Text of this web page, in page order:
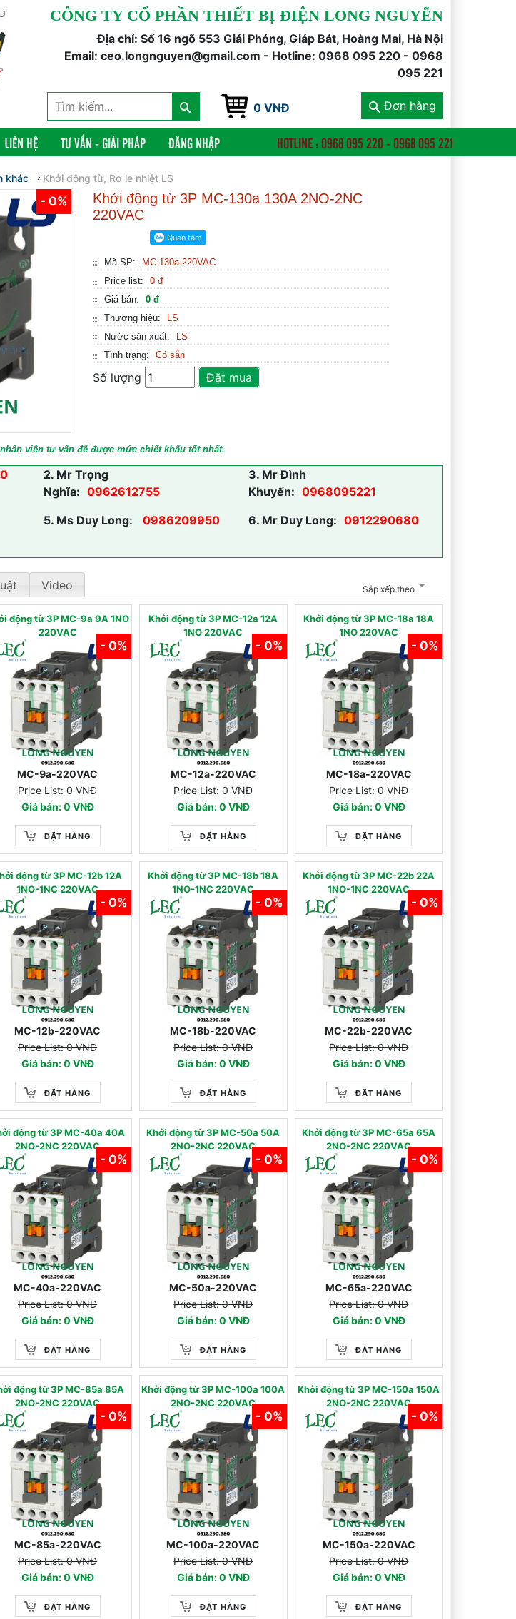
CÔNG TY CỔ PHẦN THIẾT BỊ ĐIỆN LONG NGUYỄN
Địa chỉ: Số 16 ngõ 553 Giải Phóng, Giáp Bát, Hoàng Mai, Hà Nội
Email: ceo.longnguyen@gmail.com - Hotline: 0968 095 220 - 0968
095 221
0 VNĐ Đơn hàng
LIÊN HỆ TƯ VẤN - GIẢI PHÁP ĐĂNG NHẬP
HOTLINE : 0968 095 220 - 0968 095 221
khác Khởi động từ, Rơ le nhiệt LS
- 0%
Khởi động từ 3P MC-130a 130A 2NO-2NC
220VAC
Mã SP:
MC-130a-220VAC
Price list:
0 đ
Giá bán:
0 đ
Thương hiệu:
LS
Nước sản xuất:
LS
Tình trạng:
Có sẵn
Số lượng Đặt mua
viên tư vấn để được mức chiết khấu tốt nhất.
2. Mr Trọng
Nghĩa: 0962612755
3. Mr Đình
Khuyến: 0968095221
5. Ms Duy Long: 0986209950 6. Mr Duy Long: 0912290680
Video Sắp xếp theo
động từ 3P MC-9a 9A 1NO
220VAC
MC-9a-220VAC
Price List: 0 VNĐ
Giá bán: 0 VNĐ
ĐẶT HÀNG
- 0%
Khởi động từ 3P MC-12a 12A
1NO 220VAC
MC-12a-220VAC
Price List: 0 VNĐ
Giá bán: 0 VNĐ
ĐẶT HÀNG
- 0%
Khởi động từ 3P MC-18a 18A
1NO 220VAC
MC-18a-220VAC
Price List: 0 VNĐ
Giá bán: 0 VNĐ
ĐẶT HÀNG
- 0%
động từ 3P MC-12b 12A
1NO-1NC 220VAC
MC-12b-220VAC
Price List: 0 VNĐ
Giá bán: 0 VNĐ
ĐẶT HÀNG
- 0%
Khởi động từ 3P MC-18b 18A
1NO-1NC 220VAC
MC-18b-220VAC
Price List: 0 VNĐ
Giá bán: 0 VNĐ
ĐẶT HÀNG
- 0%
Khởi động từ 3P MC-22b 22A
1NO-1NC 220VAC
MC-22b-220VAC
Price List: 0 VNĐ
Giá bán: 0 VNĐ
ĐẶT HÀNG
- 0%
động từ 3P MC-40a 40A
2NO-2NC 220VAC
MC-40a-220VAC
Price List: 0 VNĐ
Giá bán: 0 VNĐ
ĐẶT HÀNG
- 0%
Khởi động từ 3P MC-50a 50A
2NO-2NC 220VAC
MC-50a-220VAC
Price List: 0 VNĐ
Giá bán: 0 VNĐ
ĐẶT HÀNG
- 0%
Khởi động từ 3P MC-65a 65A
2NO-2NC 220VAC
MC-65a-220VAC
Price List: 0 VNĐ
Giá bán: 0 VNĐ
ĐẶT HÀNG
- 0%
động từ 3P MC-85a 85A
2NO-2NC 220VAC
MC-85a-220VAC
Price List: 0 VNĐ
Giá bán: 0 VNĐ
ĐẶT HÀNG
- 0%
Khởi động từ 3P MC-100a 100A
2NO-2NC 220VAC
MC-100a-220VAC
Price List: 0 VNĐ
Giá bán: 0 VNĐ
ĐẶT HÀNG
- 0%
Khởi động từ 3P MC-150a 150A
2NO-2NC 220VAC
MC-150a-220VAC
Price List: 0 VNĐ
Giá bán: 0 VNĐ
ĐẶT HÀNG
- 0%